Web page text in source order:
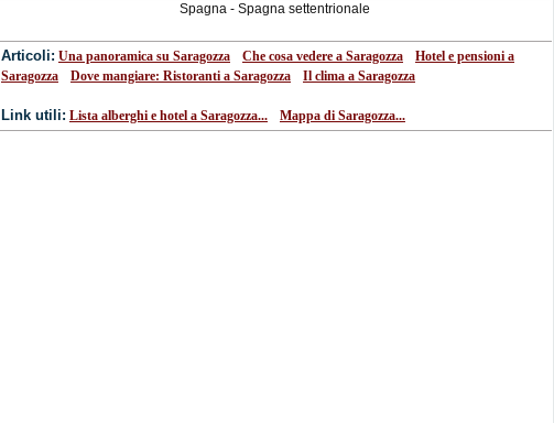
Spagna - Spagna settentrionale
Articoli: Una panoramica su Saragozza Che cosa vedere a Saragozza
Hotel e pensioni a
Saragozza
Dove mangiare: Ristoranti a Saragozza Il clima a Saragozza
Link utili: Lista alberghi e hotel a Saragozza... Mappa di Saragozza...